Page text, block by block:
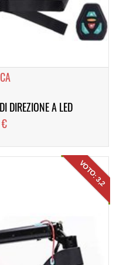
DIREZIONE A LED
VOTO: 3,2